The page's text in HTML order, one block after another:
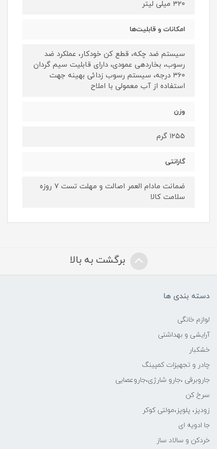
۳۲۰ میلی لیتر
امکانات و قابلیت‌ها
سیستم ضد چکه، قطع کن خودکار، عملکرد ضد
رسوب، بخاردهی عمودی، دارای قابلیت سیم گردان
۳۶۰ درجه، سیستم رسوب زدائی بهینه جهت
استفاده از آب معمولی با املاح
وزن
۱۲۵۵ گرم
گارانتی
ضمانت مادام العمر اصالت و مهلت تست ۷ روزه
سلامت کالا
برگشت به بالا
دسته بندی ها
لوازم خانگی
آرایشی و بهداشتی
خشکبار
چادر و تجهیزات کمپینگ
جاروبرقی ،جارو شارژی،جاروعصایی
سرخ کن
زودپز، پلوپز،مولتی کوکر
جا ادویه ای
خردکن و سالاد ساز